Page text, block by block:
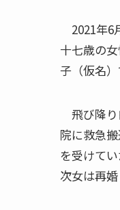
2021年6
十七歳の
子（仮名
飛び降り
院に救急
を受けて
次女は再